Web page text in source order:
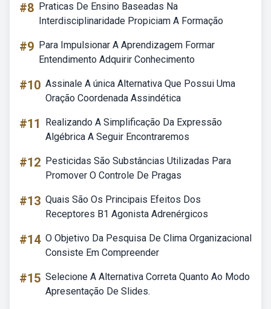
#8 Praticas De Ensino Baseadas Na
Interdisciplinaridade Propiciam A Formação
#9 Para Impulsionar A Aprendizagem Formar
Entendimento Adquirir Conhecimento
#10 Assinale A única Alternativa Que Possui Uma
Oração Coordenada Assindética
#11
Realizando A Simplificação Da Expressão
Algébrica A Seguir Encontraremos
#12 Pesticidas São Substâncias Utilizadas Para
Promover O Controle De Pragas
#13 Quais São Os Principais Efeitos Dos
Receptores B1 Agonista Adrenérgicos
#14 O Objetivo Da Pesquisa De Clima Organizacional
Consiste Em Compreender
#15 Selecione A Alternativa Correta Quanto Ao Modo
Apresentação De Slides.